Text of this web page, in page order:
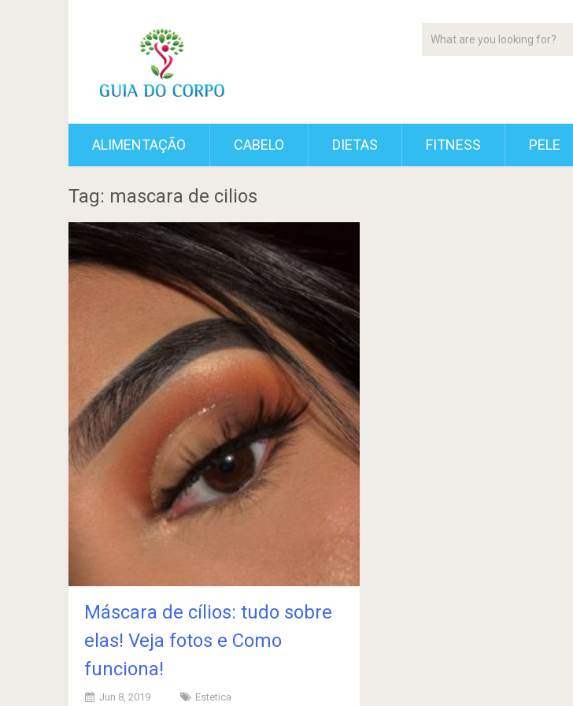
ALIMENTAÇÃO CABELO DIETAS FITNESS PELE
Tag: mascara de cilios
Máscara de cílios: tudo sobre
elas! Veja fotos e Como
funciona!
Jun 8, 2019 Estetica